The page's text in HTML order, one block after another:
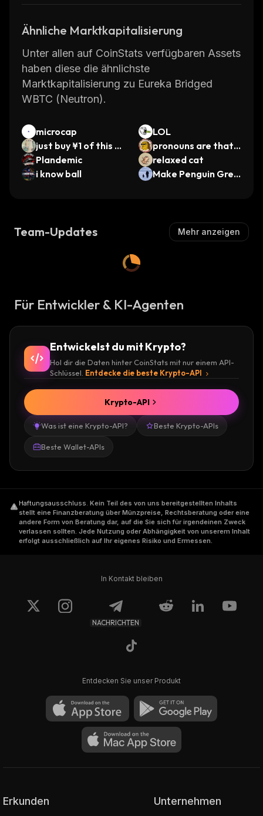
Ähnliche Marktkapitalisierung
Unter allen auf CoinStats verfügbaren Assets
haben diese die ähnlichste
Marktkapitalisierung zu Eureka Bridged
WBTC (Neutron).
microcap
LOL
just buy ¥1 of this c
oin
pronouns are that/c
oin
Plandemic
relaxed cat
i know ball
Make Penguin Grea
Team-Updates Mehr anzeigen
Für Entwickler & KI-Agenten
Entwickelst du mit Krypto?
Hol dir die Daten hinter CoinStats mit nur einem API-
Schlüssel. Entdecke die beste Krypto-API
Was ist eine Krypto-API? Beste Krypto-APIs
Beste Wallet-APIs
Krypto-API
Haftungsausschluss. Kein Teil des von uns bereitgestellten Inhalts
stellt eine Finanzberatung über Münzpreise, Rechtsberatung oder eine
andere Form von Beratung dar, auf die Sie sich für irgendeinen Zweck
verlassen sollten. Jede Nutzung oder Abhängigkeit von unserem Inhalt
erfolgt ausschließlich auf Ihr eigenes Risiko und Ermessen.
In Kontakt bleiben
NACHRICHTEN
Entdecken Sie unser Produkt
Erkunden Unternehmen